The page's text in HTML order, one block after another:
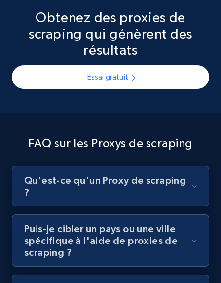
Obtenez des proxies de
scraping qui génèrent des
résultats
Essai gratuit
FAQ sur les Proxys de scraping
Qu'est-ce qu'un Proxy de scraping
?
Puis-je cibler un pays ou une ville
spécifique à l'aide de proxies de
scraping ?